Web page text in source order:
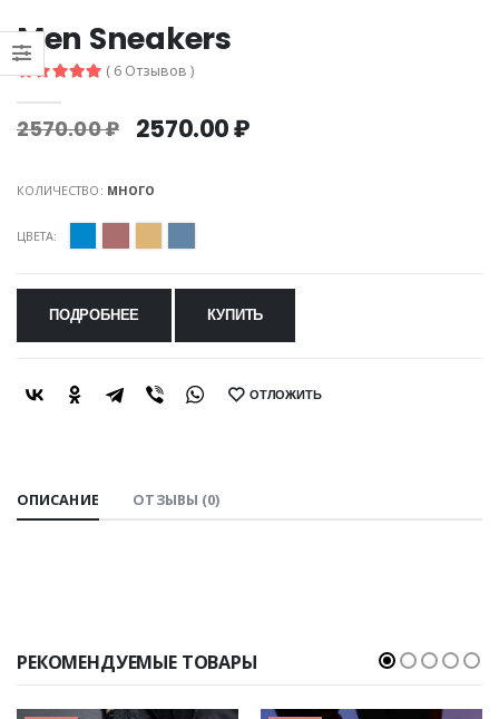
Men Sneakers
( 6 Отзывов )
2570.00 ₽ 2570.00 ₽
КОЛИЧЕСТВО: МНОГО
ЦВЕТА:
ПОДРОБНЕЕ КУПИТЬ
SHARE: ОТЛОЖИТЬ
ОПИСАНИЕ ОТЗЫВЫ (0)
РЕКОМЕНДУЕМЫЕ ТОВАРЫ